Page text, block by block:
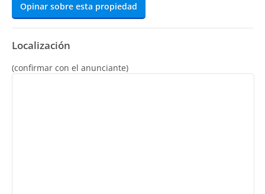
Opinar sobre esta propiedad
Localización
(confirmar con el anunciante)